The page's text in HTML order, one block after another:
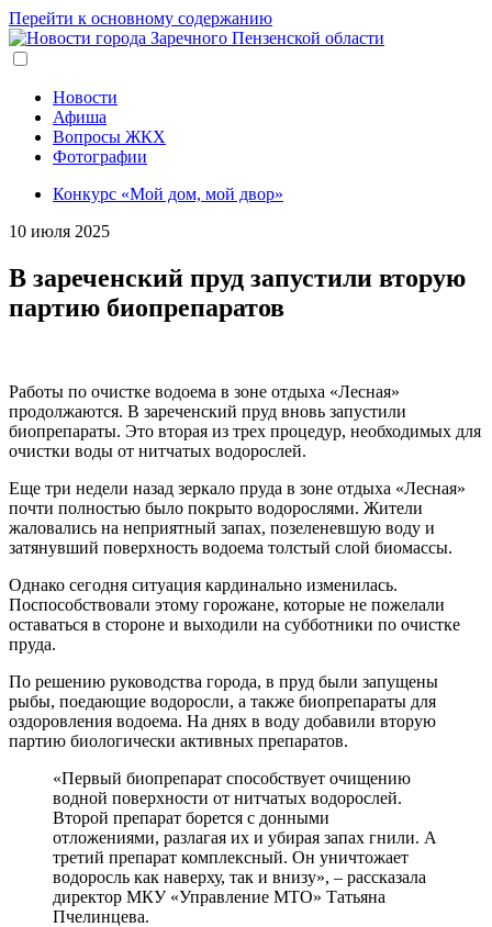
Перейти к основному содержанию
Новости
Афиша
Вопросы ЖКХ
Фотографии
Конкурс «Мой дом, мой двор»
10 июля 2025
В зареченский пруд запустили вторую
партию биопрепаратов
Работы по очистке водоема в зоне отдыха «Лесная»
продолжаются. В зареченский пруд вновь запустили
биопрепараты. Это вторая из трех процедур, необходимых для
очистки воды от нитчатых водорослей.
Еще три недели назад зеркало пруда в зоне отдыха «Лесная»
почти полностью было покрыто водорослями. Жители
жаловались на неприятный запах, позеленевшую воду и
затянувший поверхность водоема толстый слой биомассы.
Однако сегодня ситуация кардинально изменилась.
Поспособствовали этому горожане, которые не пожелали
оставаться в стороне и выходили на субботники по очистке
пруда.
По решению руководства города, в пруд были запущены
рыбы, поедающие водоросли, а также биопрепараты для
оздоровления водоема. На днях в воду добавили вторую
партию биологически активных препаратов.
«Первый биопрепарат способствует очищению
водной поверхности от нитчатых водорослей.
Второй препарат борется с донными
отложениями, разлагая их и убирая запах гнили. А
третий препарат комплексный. Он уничтожает
водоросль как наверху, так и внизу», – рассказала
директор МКУ «Управление МТО» Татьяна
Пчелинцева.